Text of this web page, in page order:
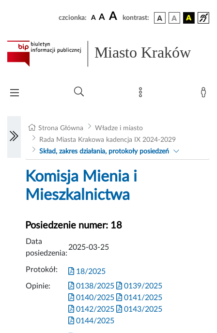
czcionka: A A A kontrast:
Miasto Kraków
Strona Główna
Władze i miasto
Rada Miasta Krakowa kadencja IX 2024-2029
Skład, zakres działania, protokoły posiedzeń
Komisja Mienia i
Mieszkalnictwa
Posiedzenie numer: 18
Data
posiedzenia:
2025-03-25
Protokół:
18/2025
Opinie:
0138/2025
0139/2025
0140/2025
0141/2025
0142/2025
0143/2025
0144/2025